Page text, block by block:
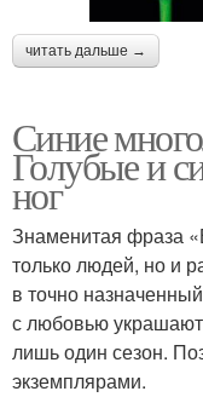
читать дальше →
Синие
Голубые и
ног
Знаменитая фраза
только людей, но и
в точно
с любовью
лишь один сезон.
экземплярами.